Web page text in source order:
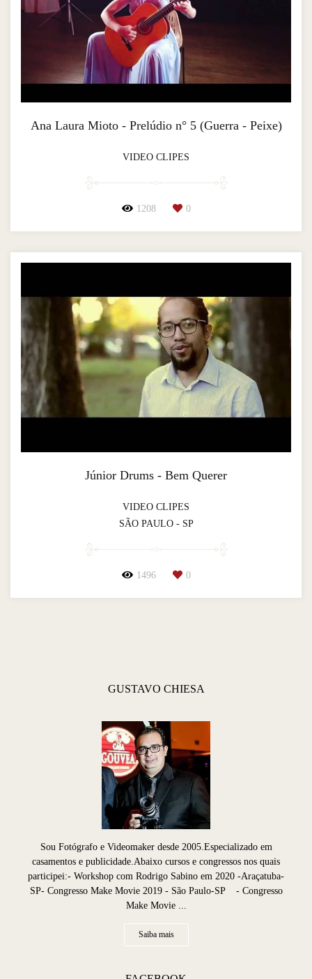
Ana Laura Mioto - Prelúdio n° 5 (Guerra - Peixe)
VIDEO CLIPES
1208 0
Júnior Drums - Bem Querer
VIDEO CLIPES
SÃO PAULO - SP
1496 0
GUSTAVO CHIESA
Sou Fotógrafo e Videomaker desde 2005.Especializado em
casamentos e publicidade.Abaixo cursos e congressos nos quais
participei:- Workshop com Rodrigo Sabino em 2020 -Araçatuba-
SP- Congresso Make Movie 2019 - São Paulo-SP - Congresso
Make Movie ...
Saiba mais